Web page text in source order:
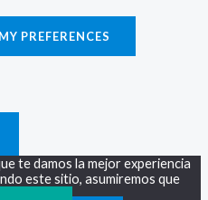
PREFERENCES
te damos la mejor experiencia
este sitio, asumiremos que